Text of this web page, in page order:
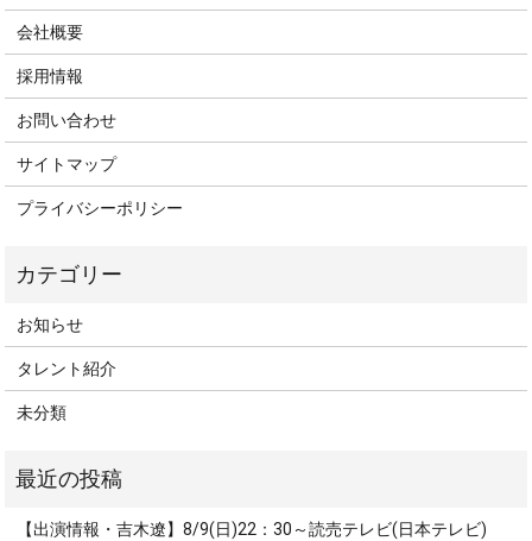
会社概要
採用情報
お問い合わせ
サイトマップ
プライバシーポリシー
お知らせ
タレント紹介
未分類
【出演情報・吉木遼】8/9(日)22：30～読売テレビ(日本テレビ)